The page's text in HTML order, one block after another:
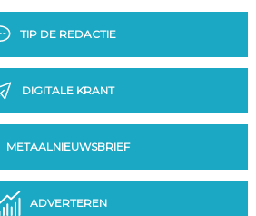
TIP DE REDACTIE
DIGITALE KRANT
METAALNIEUWSBRIEF
ADVERTEREN